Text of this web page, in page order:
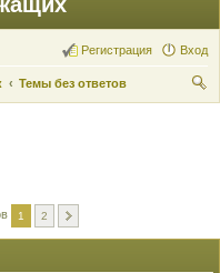
Вход
Регистрация
Темы без ответов
1 2